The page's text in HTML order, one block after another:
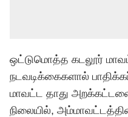
ஒட்டுமொத்த கடலூர்
நடவடிக்கைகளால்
மாவட்ட தாது
நிலையில்,